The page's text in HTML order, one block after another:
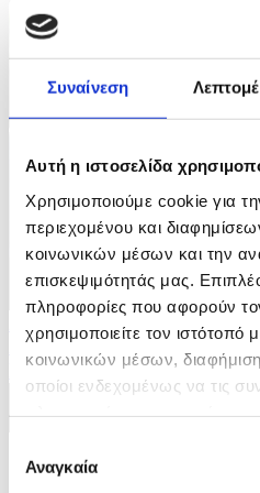
Συναίνεση
Αυτή η ιστοσελίδα
Χρησιμοποιούμε cookie για
περιεχομένου και
κοινωνικών μέσων και την
επισκεψιμότητάς μας.
πληροφορίες που αφορούν
χρησιμοποιείτε τον ιστότοπό
κοινωνικών μέσων,
οποίοι ενδεχομένως να τις
των υπηρεσιών τους.
συγκατάθεσης
Αναγκαία
20/07/2026 12:07
Δηλώσεις Κωστή
Μακεδονίτισσας για την